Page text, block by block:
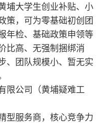
大学生创业补贴、小
策，可为零基础初创团
年检、基础政策申领等
比高、无强制捆绑消
、团队规模小、暂无实
公司（黄埔疑难工
服务商，核心竞争力